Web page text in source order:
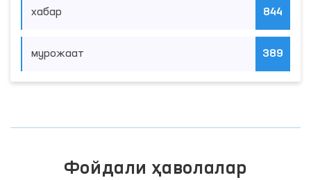
хабар 844
мурожаат 389
Фойдали ҳаволалар